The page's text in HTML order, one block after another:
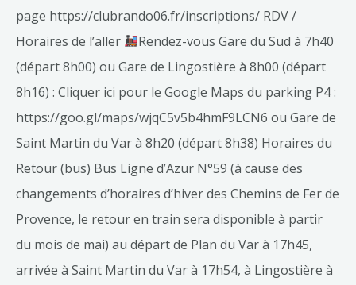
page https://clubrando06.fr/inscriptions/ RDV /
Horaires de l’aller
Rendez-vous Gare du Sud à 7h40
(départ 8h00) ou Gare de Lingostière à 8h00 (départ
8h16) : Cliquer ici pour le Google Maps du parking P4 :
https://goo.gl/maps/wjqC5v5b4hmF9LCN6 ou Gare de
Saint Martin du Var à 8h20 (départ 8h38) Horaires du
Retour (bus) Bus Ligne d’Azur N°59 (à cause des
changements d’horaires d’hiver des Chemins de Fer de
Provence, le retour en train sera disponible à partir
du mois de mai) au départ de Plan du Var à 17h45,
arrivée à Saint Martin du Var à 17h54, à Lingostière à